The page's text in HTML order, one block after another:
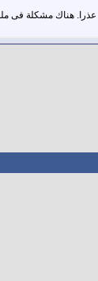
عذرا. هناك مشكلة فى